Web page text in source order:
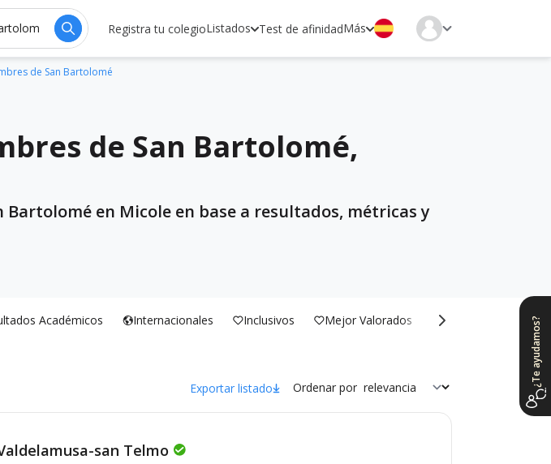
Registra tu colegioListados Test de afinidadMás
de San Bartolomé
de San Bartolomé,
Bartolomé en Micole en base a resultados, métricas y
Académicos Internacionales Inclusivos Mejor Valorados
Exportar listado Ordenar por
san Telmo
¿Te ayudamos?